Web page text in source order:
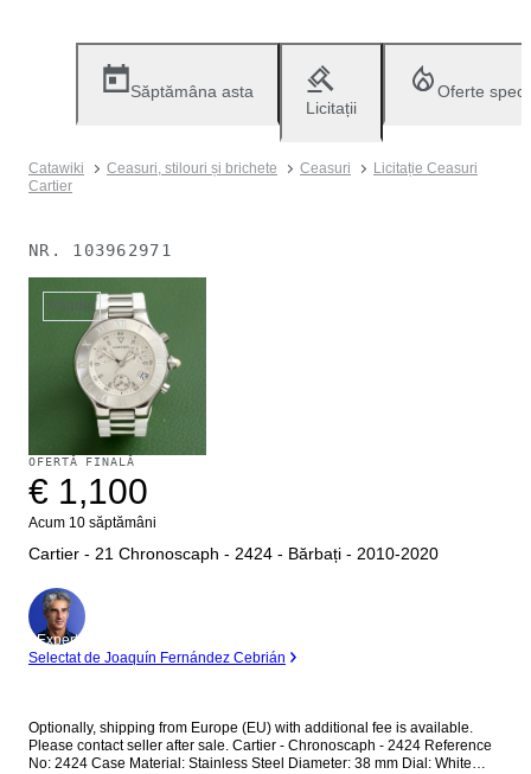
Săptămâna asta
Licitații
Oferte
Catawiki Ceasuri, stilouri și brichete Ceasuri
Licitație Ceasuri
Cartier
NR. 103962971
Vândut
OFERTĂ FINALĂ
€ 1,100
Acum 10 săptămâni
Cartier - 21 Chronoscaph - 2424 - Bărbați - 2010-2020
Expert
Selectat de Joaquín Fernández Cebrián
Optionally, shipping from Europe (EU) with additional fee is available.
Please contact seller after sale. Cartier - Chronoscaph - 2424 Reference
No: 2424 Case Material: Stainless Steel Diameter: 38 mm Dial: White